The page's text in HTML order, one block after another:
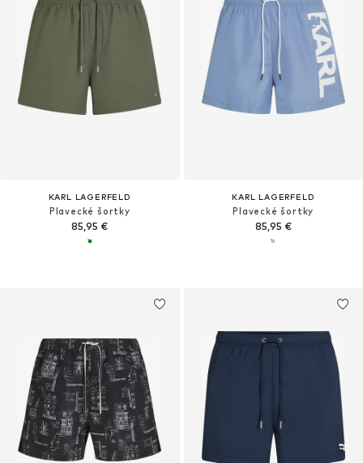
KARL LAGERFELD
Plavecké šortky
85,95 €
KARL LAGERFELD
Plavecké šortky
85,95 €